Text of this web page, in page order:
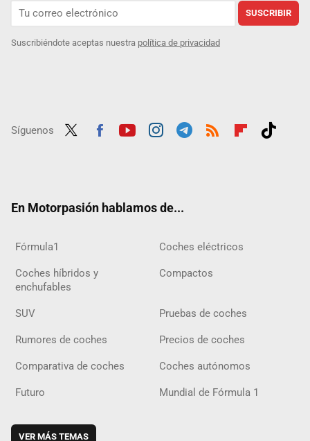
SUSCRIBIR
Suscribiéndote aceptas nuestra política de privacidad
Síguenos
En Motorpasión hablamos de...
Fórmula1 Coches eléctricos
Coches híbridos y
enchufables
Compactos
SUV Pruebas de coches
Rumores de coches Precios de coches
Comparativa de coches Coches autónomos
Futuro Mundial de Fórmula 1
VER MÁS TEMAS